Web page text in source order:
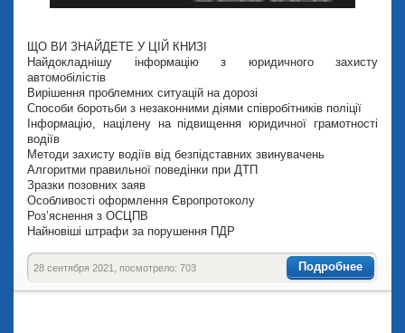
ЩО ВИ ЗНАЙДЕТЕ У ЦІЙ КНИЗІ
Найдокладнішу інформацію з юридичного захисту
автомобілістів
Вирішення проблемних ситуацій на дорозі
Способи боротьби з незаконними діями співробітників поліції
Інформацію, націлену на підвищення юридичної грамотності
водіїв
Методи захисту водіїв від безпідставних звинувачень
Алгоритми правильної поведінки при ДТП
Зразки позовних заяв
Особливості оформлення Європротоколу
Роз’яснення з ОСЦПВ
Найновіші штрафи за порушення ПДР
Подробнее
28 сентября 2021, посмотрело: 703